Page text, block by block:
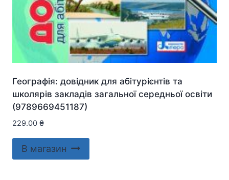
Географія: довідник для абітурієнтів та
школярів закладів загальної середньої освіти
(9789669451187)
229.00 ₴
В магазин